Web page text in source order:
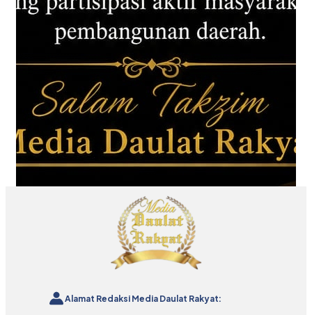
Alamat Redaksi Media Daulat Rakyat: